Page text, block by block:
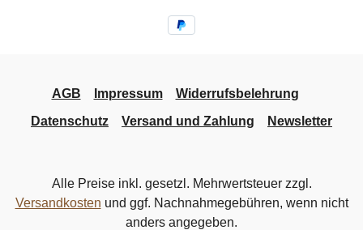
AGB Impressum
Widerrufsbelehrung
Datenschutz
Versand und Zahlung Newsletter
Alle Preise inkl. gesetzl. Mehrwertsteuer zzgl.
Versandkosten und ggf. Nachnahmegebühren, wenn nicht
anders angegeben.